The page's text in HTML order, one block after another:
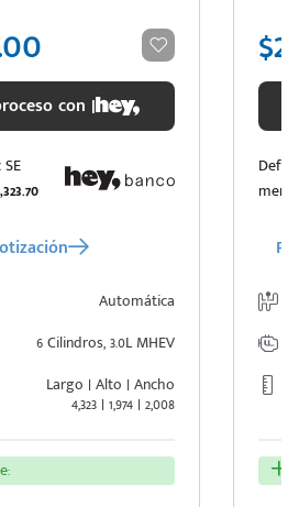
con |
Automática
6 Cilindros, 3.0L MHEV
Largo | Alto | Ancho
4,323 | 1,974 | 2,008